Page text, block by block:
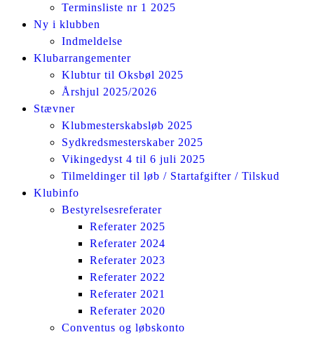
Terminsliste nr 1 2025
Ny i klubben
Indmeldelse
Klubarrangementer
Klubtur til Oksbøl 2025
Årshjul 2025/2026
Stævner
Klubmesterskabsløb 2025
Sydkredsmesterskaber 2025
Vikingedyst 4 til 6 juli 2025
Tilmeldinger til løb / Startafgifter / Tilskud
Klubinfo
Bestyrelsesreferater
Referater 2025
Referater 2024
Referater 2023
Referater 2022
Referater 2021
Referater 2020
Conventus og løbskonto